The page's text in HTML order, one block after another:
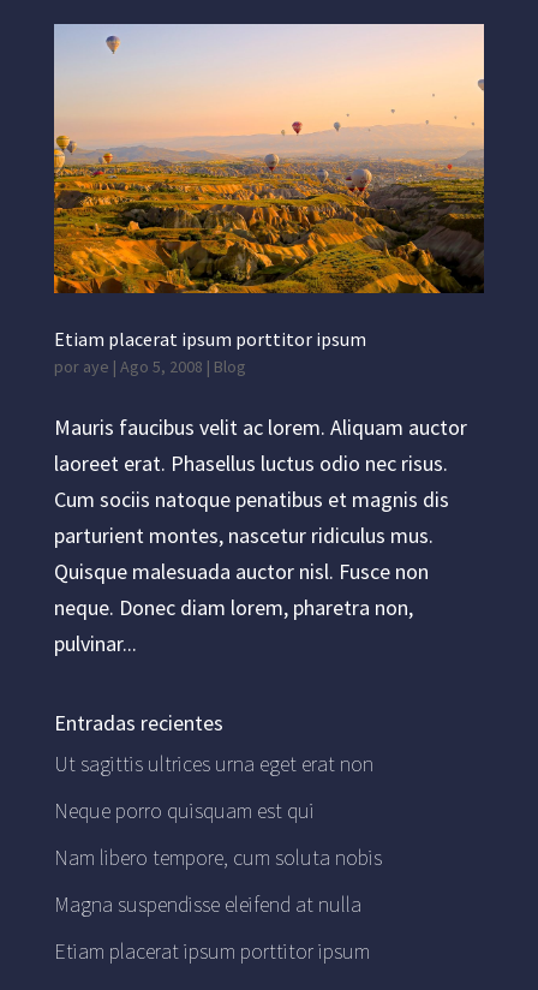
Etiam placerat ipsum porttitor ipsum
por aye | Ago 5, 2008 | Blog
Mauris faucibus velit ac lorem. Aliquam auctor
laoreet erat. Phasellus luctus odio nec risus.
Cum sociis natoque penatibus et magnis dis
parturient montes, nascetur ridiculus mus.
Quisque malesuada auctor nisl. Fusce non
neque. Donec diam lorem, pharetra non,
pulvinar...
Entradas recientes
Ut sagittis ultrices urna eget erat non
Neque porro quisquam est qui
Nam libero tempore, cum soluta nobis
Magna suspendisse eleifend at nulla
Etiam placerat ipsum porttitor ipsum